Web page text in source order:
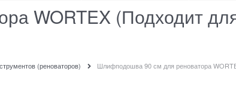
WORTEX (Подходит
(реноваторов) Шлифподошва 90 см для реноватора